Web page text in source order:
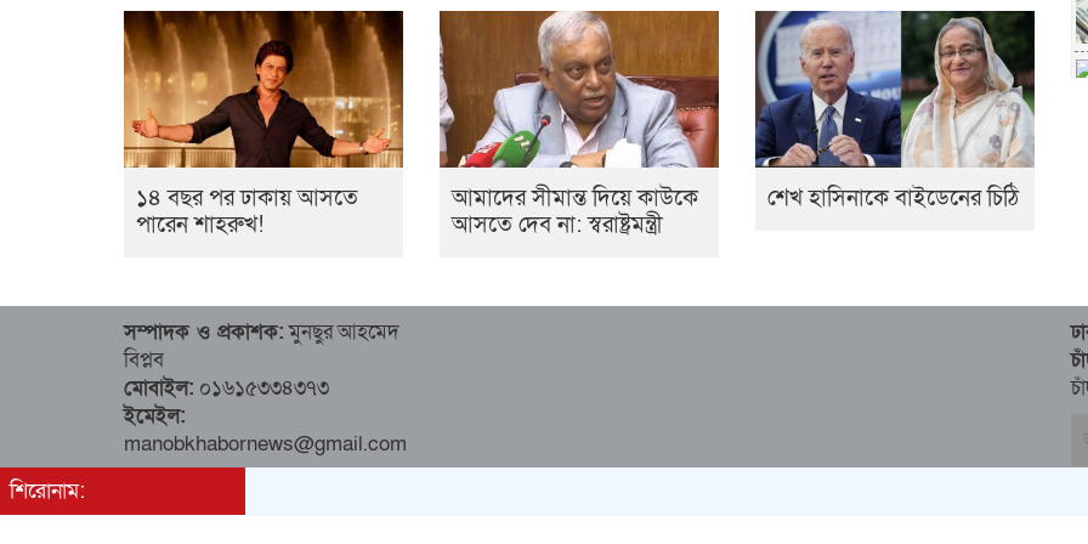
১৪ বছর পর ঢাকায় আসতে
পারেন শাহরুখ!
আমাদের সীমান্ত দিয়ে কাউকে
আসতে দেব না: স্বরাষ্ট্রমন্ত্রী
শেখ হাসিনাকে বাইডেনের চিঠি
সম্পাদক ও প্রকাশক:মুনছুর আহমেদ
বিপ্লব
মোবাইল: ০১৬১৫৩৩৪৩৭৩
ইমেইল:
manobkhabornews@gmail.com
শিরোনাম: